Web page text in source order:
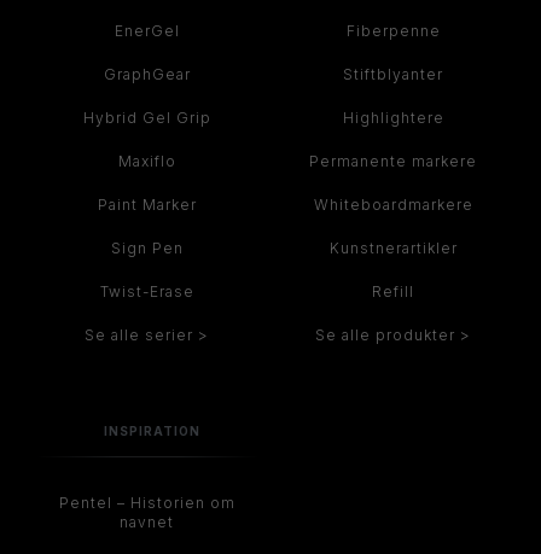
EnerGel
GraphGear
Hybrid Gel Grip
Maxiflo
Paint Marker
Sign Pen
Twist-Erase
Se alle serier >
Fiberpenne
Stiftblyanter
Highlightere
Permanente markere
Whiteboardmarkere
Kunstnerartikler
Refill
Se alle produkter >
INSPIRATION
Pentel – Historien om
navnet